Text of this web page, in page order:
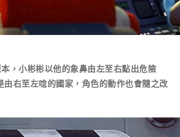
小彬彬以他的象鼻由左至右點出危險
右至左唸的國家，角色的動作也會隨之改